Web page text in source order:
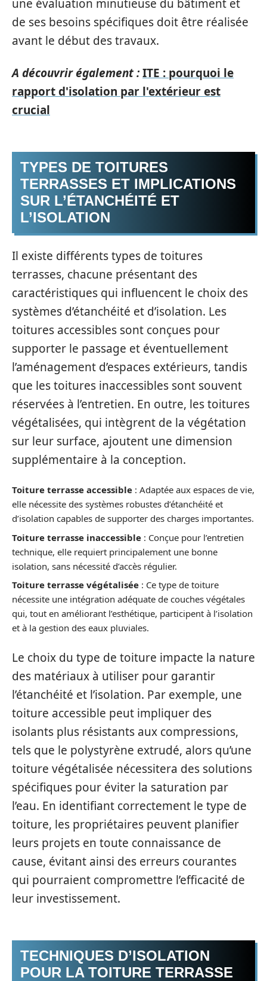
une évaluation minutieuse du bâtiment et
de ses besoins spécifiques doit être réalisée
avant le début des travaux.
A découvrir également :ITE : pourquoi le
rapport d'isolation par l'extérieur est
crucial
TYPES DE TOITURES
TERRASSES ET IMPLICATIONS
SUR L’ÉTANCHÉITÉ ET
L’ISOLATION
Il existe différents types de toitures
terrasses, chacune présentant des
caractéristiques qui influencent le choix des
systèmes d’étanchéité et d’isolation. Les
toitures accessibles sont conçues pour
supporter le passage et éventuellement
l’aménagement d’espaces extérieurs, tandis
que les toitures inaccessibles sont souvent
réservées à l’entretien. En outre, les toitures
végétalisées, qui intègrent de la végétation
sur leur surface, ajoutent une dimension
supplémentaire à la conception.
Toiture terrasse accessible : Adaptée aux espaces de vie,
elle nécessite des systèmes robustes d’étanchéité et
d’isolation capables de supporter des charges importantes.
Toiture terrasse inaccessible : Conçue pour l’entretien
technique, elle requiert principalement une bonne
isolation, sans nécessité d’accès régulier.
Toiture terrasse végétalisée : Ce type de toiture
nécessite une intégration adéquate de couches végétales
qui, tout en améliorant l’esthétique, participent à l’isolation
et à la gestion des eaux pluviales.
Le choix du type de toiture impacte la nature
des matériaux à utiliser pour garantir
l’étanchéité et l’isolation. Par exemple, une
toiture accessible peut impliquer des
isolants plus résistants aux compressions,
tels que le polystyrène extrudé, alors qu’une
toiture végétalisée nécessitera des solutions
spécifiques pour éviter la saturation par
l’eau. En identifiant correctement le type de
toiture, les propriétaires peuvent planifier
leurs projets en toute connaissance de
cause, évitant ainsi des erreurs courantes
qui pourraient compromettre l’efficacité de
leur investissement.
TECHNIQUES D’ISOLATION
POUR LA TOITURE TERRASSE